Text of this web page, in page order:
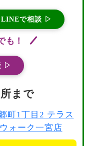
LINEで相談 ▷
も！
▷
まで
町1丁目2 テラス
ォーク一宮店